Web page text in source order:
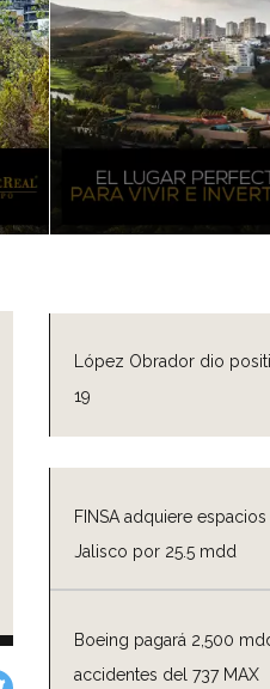
López Obrador dio
19
FINSA adquiere
Jalisco por 25.5 mdd
Boeing pagará 2,500
accidentes del 737 MAX